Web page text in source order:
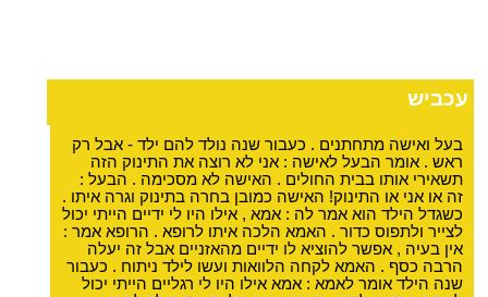
עכביש
בעל ואישה מתחתנים . כעבור שנה נולד להם ילד - אבל רק
ראש . אומר הבעל לאישה : אני לא רוצה את התינוק הזה
תשאירי אותו בבית החולים . האישה לא מסכימה . הבעל :
זה או אני או התינוק! האישה כמובן בחרה בתינוק וגרה איתו .
כשגדל הילד הוא אמר לה : אמא , אילו היו לי ידיים הייתי יכול
לצייר ולתפוס כדור . האמא הלכה איתו לרופא . הרופא אמר :
אין בעיה , אפשר להוציא לו ידיים מהאזניים אבל זה יעלה
הרבה כסף . האמא לקחה הלוואות ועשו לילד ניתוח . כעבור
שנה הילד אומר לאמא : אמא אילו היו לי רגליים הייתי יכול